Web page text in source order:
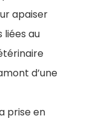
apaiser
au
d’une
prise en